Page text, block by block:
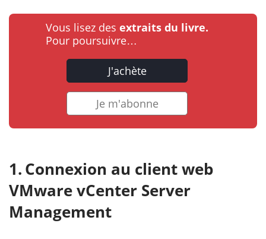
Vous lisez des extraits du livre.
Pour poursuivre…
J'achète
Je m'abonne
Connexion au client web
VMware vCenter Server
Management